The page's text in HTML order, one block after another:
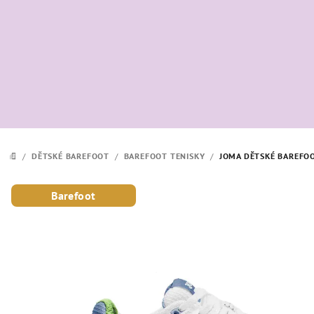
DOMŮ
/ DĚTSKÉ BAREFOOT / BAREFOOT TENISKY / JOMA DĚTSKÉ
Barefoot